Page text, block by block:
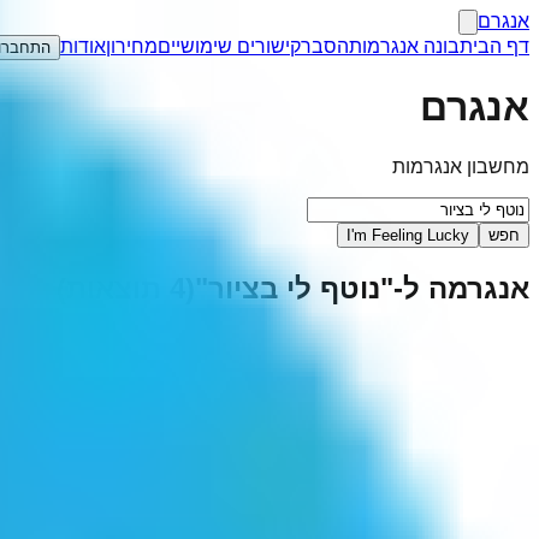
אנגרם
דף הביתבונה אנגרמותהסברקישורים שימושייםמחירוןאודות
אנגרם
מחשבון אנגרמות
חפש I'm Feeling Lucky
אנגרמה ל-"נוטף לי בציור